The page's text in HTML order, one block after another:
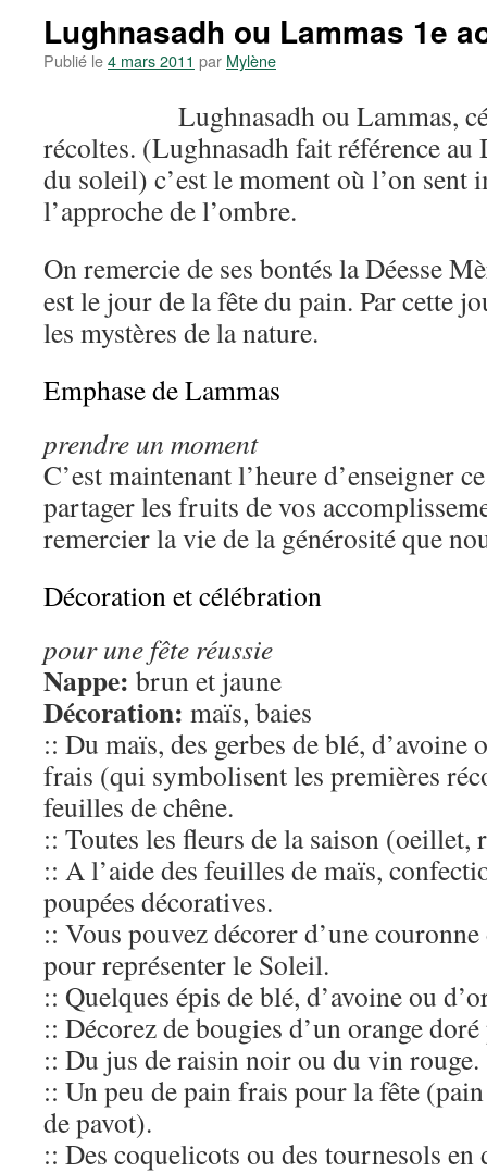
Lughnasadh ou Lammas 1e
Publié le4 mars 2011 par Mylène
Lughnasadh ou Lammas,
récoltes. (Lughnasadh fait référence
du soleil) c’est le moment où l’on sent
l’approche de l’ombre.
On remercie de ses bontés la Déesse
est le jour de la fête du pain. Par cette
les mystères de la nature.
Emphase de Lammas
prendre un moment
C’est maintenant l’heure d’enseigner
partager les fruits de vos
remercier la vie de la générosité que
Décoration et célébration
pour une fête réussie
Nappe: brun et jaune
Décoration: maïs, baies
:: Du maïs, des gerbes de blé, d’avoine
frais (qui symbolisent les premières
feuilles de chêne.
:: Toutes les fleurs de la saison (oeillet,
:: A l’aide des feuilles de maïs,
poupées décoratives.
:: Vous pouvez décorer d’une
pour représenter le Soleil.
:: Quelques épis de blé, d’avoine ou
:: Décorez de bougies d’un orange
:: Du jus de raisin noir ou du vin rouge.
:: Un peu de pain frais pour la fête
de pavot).
:: Des coquelicots ou des tournesols en